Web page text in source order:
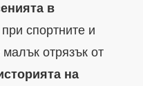
в
при спортните и
отрязък от
на